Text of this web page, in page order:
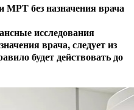
МРТ без назначения врача
исследования
врача, следует из
будет действовать до